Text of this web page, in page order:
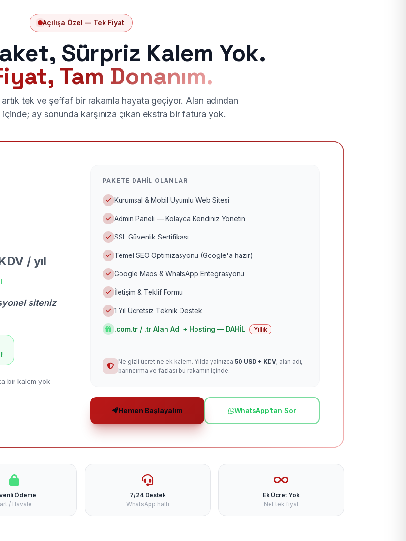
Açılışa Özel — Tek Fiyat
Sürpriz Kalem Yok.
Tam Donanım.
tek ve şeffaf bir rakamla hayata geçiyor. Alan adından
ay sonunda karşınıza çıkan ekstra bir fatura yok.
/ yıl
siteniz
bir kalem yok —
PAKETE DAHIL OLANLAR
Kurumsal & Mobil Uyumlu Web Sitesi
Admin Paneli — Kolayca Kendiniz Yönetin
SSL Güvenlik Sertifikası
Temel SEO Optimizasyonu (Google'a hazır)
Google Maps & WhatsApp Entegrasyonu
İletişim & Teklif Formu
1 Yıl Ücretsiz Teknik Destek
.com.tr / .tr Alan Adı + Hosting — DAHİL Yıllık
Ne gizli ücret ne ek kalem. Yılda yalnızca 50 USD + KDV; alan adı,
barındırma ve fazlası bu rakamın içinde.
Hemen Başlayalım WhatsApp'tan Sor
Ödeme
/ Havale
7/24 Destek
WhatsApp hattı
Ek Ücret Yok
Net tek fiyat